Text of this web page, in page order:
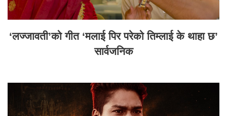
‘लज्जावती’को गीत ‘मलाई पिर परेको तिम्लाई के थाहा छ’
सार्वजनिक